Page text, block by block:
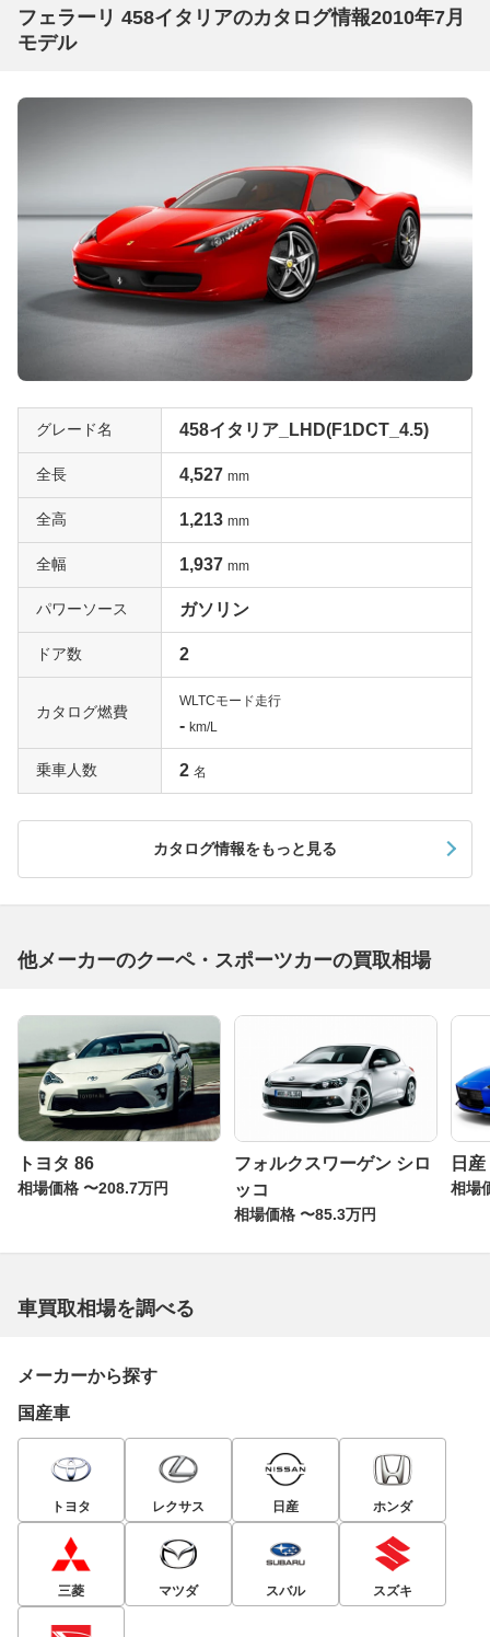
フェラーリ 458イタリアのカタログ情報2010年7月
モデル
グレード名 458イタリア_LHD(F1DCT_4.5)
全長 4,527 mm
全高 1,213 mm
全幅 1,937 mm
パワーソース ガソリン
ドア数 2
カタログ燃費
WLTCモード走行
- km/L
乗車人数 2 名
カタログ情報をもっと見る
他メーカーのクーペ・スポーツカーの買取相場
トヨタ 86
相場価格 〜208.7万円
フォルクスワーゲン シロ
ッコ
相場価格 〜85.3万円
日
相場
車買取相場を調べる
メーカーから探す
国産車
トヨタ レクサス 日産 ホンダ
三菱 マツダ スバル スズキ